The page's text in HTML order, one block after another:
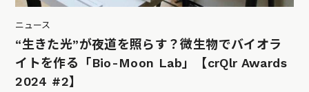
ニュース
“生きた光”が夜道を照らす？微生物でバイオラ
イトを作る「Bio-Moon Lab」【crQlr Awards
2024 #2】